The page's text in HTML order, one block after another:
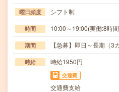
曜日頻度 シフト制
時間 10:00～19:00(実働:8時
期間 【急募】即日～長期（
時給 時給1950円
交通費
交通費支給